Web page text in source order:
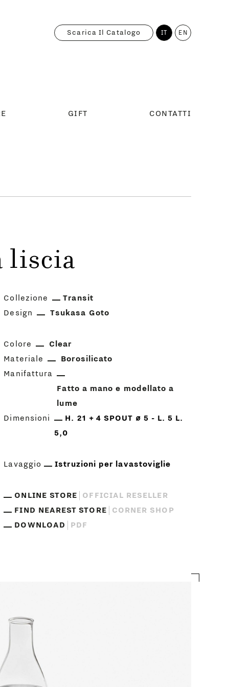
GIFT CONTATTI
IT EN
Scarica Il Catalogo
liscia
Collezione
Transit
Design
Tsukasa Goto
Colore
Clear
Materiale
Borosilicato
Manifattura
Fatto a mano e modellato a
lume
Dimensioni
H. 21 + 4 SPOUT ⌀ 5 - L. 5 L.
5,0
Lavaggio Istruzioni per lavastoviglie
ONLINE STORE
OFFICIAL RESELLER
FIND NEAREST STORE
CORNER SHOP
DOWNLOAD
PDF